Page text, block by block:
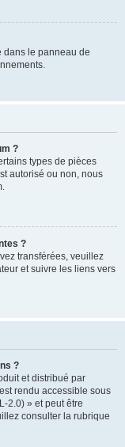
dans le panneau de
?
types de pièces
autorisé ou non, nous
?
transférées, veuillez
et suivre les liens vers
?
et distribué par
rendu accessible sous
2.0) » et peut être
consulter la rubrique